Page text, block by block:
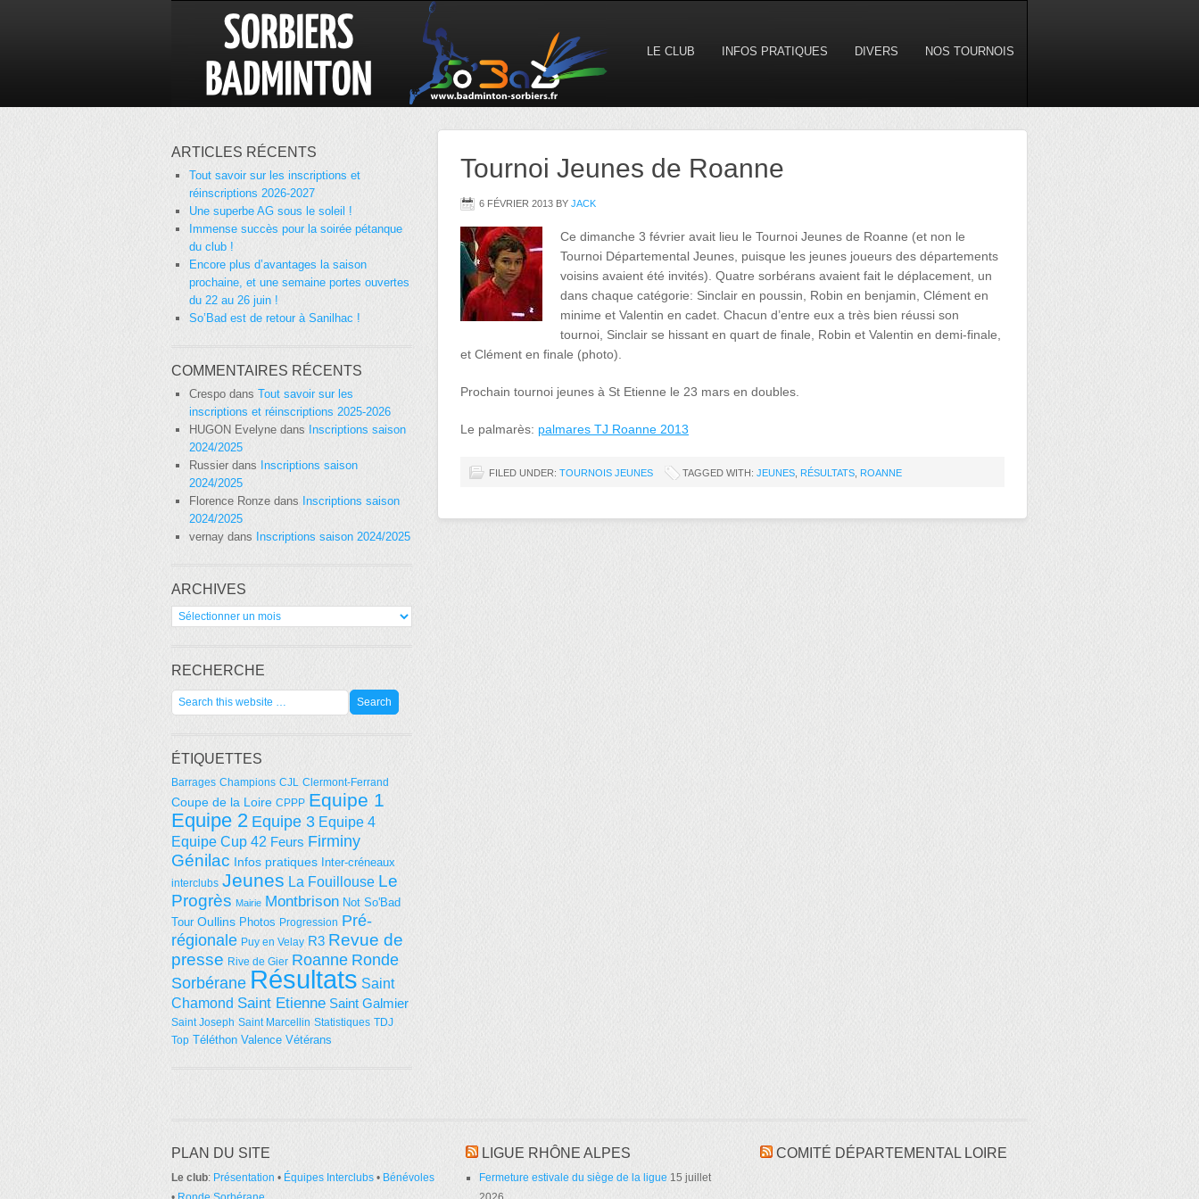
LE CLUB INFOS PRATIQUES DIVERS NOS TOURNOIS
Tournoi Jeunes de Roanne
6 FÉVRIER 2013 BY JACK
Ce dimanche 3 février avait lieu le Tournoi Jeunes de Roanne (et non le
Tournoi Départemental Jeunes, puisque les jeunes joueurs des départements
voisins avaient été invités). Quatre sorbérans avaient fait le déplacement, un
dans chaque catégorie: Sinclair en poussin, Robin en benjamin, Clément en
minime et Valentin en cadet. Chacun d’entre eux a très bien réussi son
tournoi, Sinclair se hissant en quart de finale, Robin et Valentin en demi-finale,
et Clément en finale (photo).
Prochain tournoi jeunes à St Etienne le 23 mars en doubles.
Le palmarès: palmares TJ Roanne 2013
FILED UNDER: TOURNOIS JEUNES TAGGED WITH: JEUNES RÉSULTATS ROANNE
ARTICLES RÉCENTS
Tout savoir sur les inscriptions et
réinscriptions 2026-2027
Une superbe AG sous le soleil !
Immense succès pour la soirée pétanque
du club !
Encore plus d’avantages la saison
prochaine, et une semaine portes ouvertes
du 22 au 26 juin !
So’Bad est de retour à Sanilhac !
COMMENTAIRES RÉCENTS
Crespo dans Tout savoir sur les
inscriptions et réinscriptions 2025-2026
HUGON Evelyne dans
Inscriptions saison
2024/2025
Russier dans Inscriptions saison
2024/2025
Florence Ronze dans Inscriptions saison
2024/2025
vernay dans Inscriptions saison 2024/2025
ARCHIVES
Archives
RECHERCHE
ÉTIQUETTES
Barrages Champions CJL Clermont-Ferrand
Coupe de la Loire CPPP Equipe 1
Equipe 2 Equipe 3 Equipe 4
Equipe Cup 42 Feurs Firminy
Génilac Infos pratiques Inter-créneaux
interclubs Jeunes La Fouillouse Le
Progrès Mairie Montbrison Not So'Bad
Tour Oullins Photos Progression Pré-
régionale Puy en Velay R3 Revue de
presse Rive de Gier Roanne Ronde
Sorbérane Résultats Saint
Chamond Saint Etienne Saint Galmier
Saint Joseph Saint Marcellin Statistiques TDJ
Top Téléthon Valence Vétérans
PLAN DU SITE
Le club: Présentation • Équipes Interclubs • Bénévoles
LIGUE RHÔNE ALPES
Fermeture estivale du siège de la ligue 15 juillet
COMITÉ DÉPARTEMENTAL LOIRE